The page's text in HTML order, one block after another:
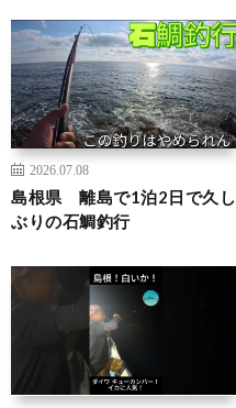
2026.07.08
島根県 離島で1泊2日で久し
ぶりの石鯛釣行